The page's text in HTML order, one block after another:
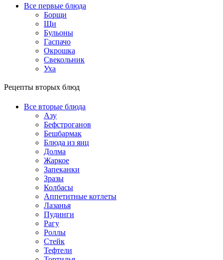
Все первые блюда
Борщи
Щи
Бульоны
Гаспачо
Окрошка
Свекольник
Уха
Рецепты вторых блюд
Все вторые блюда
Азу
Бефстроганов
Бешбармак
Блюда из яиц
Долма
Жаркое
Запеканки
Зразы
Колбасы
Аппетитные котлеты
Лазанья
Пудинги
Рагу
Роллы
Стейк
Тефтели